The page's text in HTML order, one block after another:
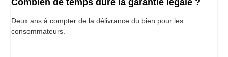
Deux ans à compter de la délivrance du bien pour les
consommateurs.